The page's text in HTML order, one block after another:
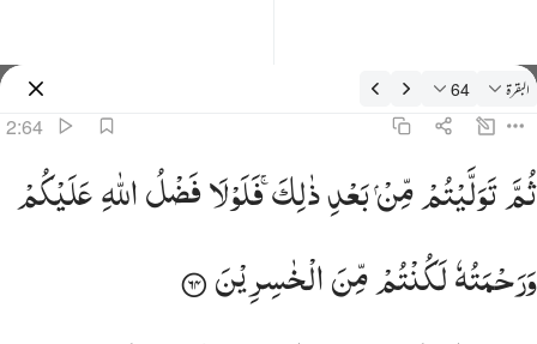
تفسیر: البقرة 2:64
البقرة 64
2:64
ثم توليتم من بعد ذالك فلولا فضل الله عليكم ورحمته لكنتم من الخاسرين ٦٤
ثُمَّ تَوَلَّيْتُم مِّنۢ بَعْدِ ذَٰلِكَ ۖ فَلَوْلَا فَضْلُ ٱللَّهِ عَلَيْكُمْ وَرَحْمَتُهُۥ لَكُنتُم مِّنَ ٱلْخَـٰسِرِينَ ٦٤
ثُمَّتَوَلَّیْتُمْمِّنْبَعْدِذٰلِكَ ۚفَلَوْلَافَضْلُاللّٰهِعَلَیْكُمْ
وَرَحْمَتُهٗلَكُنْتُمْمِّنَالْخٰسِرِیْنَ